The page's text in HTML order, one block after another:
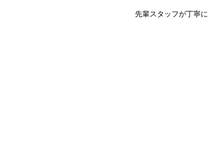
先輩スタッフが丁寧